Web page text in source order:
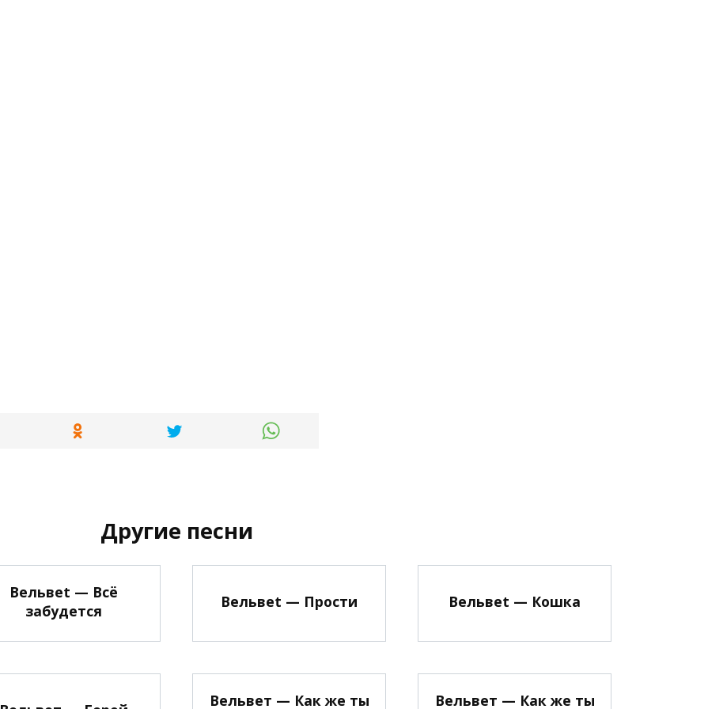
Другие песни
Вельвеt — Всё
забудется
Вельвеt — Прости Вельвеt — Кошка
Вельвет — Как же ты Вельвет — Как же ты